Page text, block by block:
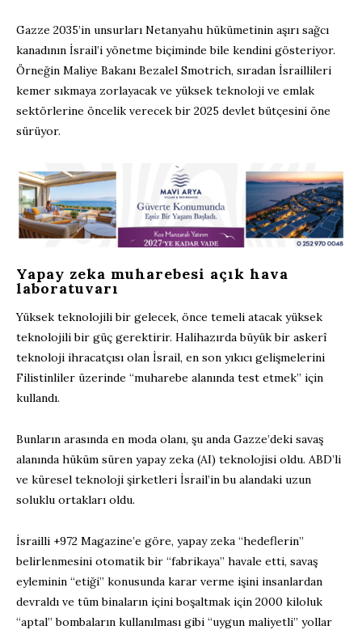
Gazze 2035’in unsurları Netanyahu hükümetinin aşırı sağcı
kanadının İsrail’i yönetme biçiminde bile kendini gösteriyor.
Örneğin Maliye Bakanı Bezalel Smotrich, sıradan İsraillileri
kemer sıkmaya zorlayacak ve yüksek teknoloji ve emlak
sektörlerine öncelik verecek bir 2025 devlet bütçesini öne
sürüyor.
Yapay zeka muharebesi açık hava
laboratuvarı
Yüksek teknolojili bir gelecek, önce temeli atacak yüksek
teknolojili bir güç gerektirir. Halihazırda büyük bir askerî
teknoloji ihracatçısı olan İsrail, en son yıkıcı gelişmelerini
Filistinliler üzerinde “muharebe alanında test etmek” için
kullandı.
Bunların arasında en moda olanı, şu anda Gazze’deki savaş
alanında hüküm süren yapay zeka (AI) teknolojisi oldu. ABD’li
ve küresel teknoloji şirketleri İsrail’in bu alandaki uzun
soluklu ortakları oldu.
İsrailli +972 Magazine’e göre, yapay zeka “hedeflerin”
belirlenmesini otomatik bir “fabrikaya” havale etti, savaş
eyleminin “etiği” konusunda karar verme işini insanlardan
devraldı ve tüm binaların içini boşaltmak için 2000 kiloluk
“aptal” bombaların kullanılması gibi “uygun maliyetli” yollar